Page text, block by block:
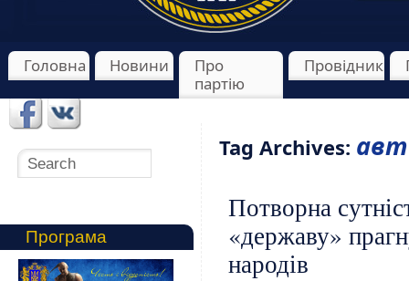
Головна Новини
Про
партію
Провідник
Tag Archives:
Потворна
«державу»
народів
Програма